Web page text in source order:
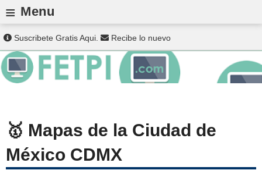
≡ Menu
Suscribete Gratis Aqui. Recibe lo nuevo
Mapas de la Ciudad de
México CDMX